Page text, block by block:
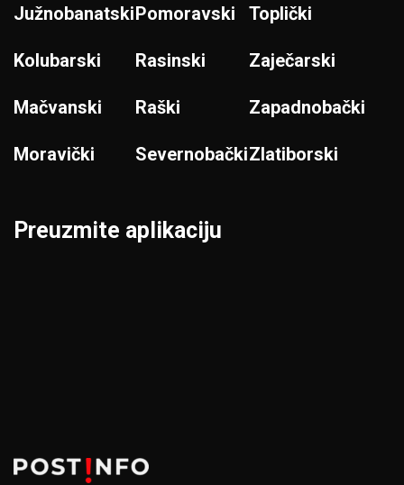
Južnobanatski
Kolubarski
Mačvanski
Moravički
Pomoravski
Rasinski
Raški
Severnobački
Toplički
Zaječarski
Zapadnobački
Zlatiborski
Preuzmite aplikaciju